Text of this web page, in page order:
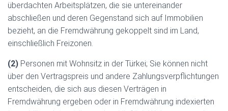
überdachten Arbeitsplätzen, die sie untereinander
abschließen und deren Gegenstand sich auf Immobilien
bezieht, an die Fremdwährung gekoppelt sind im Land,
einschließlich Freizonen.
(2) Personen mit Wohnsitz in der Türkei; Sie können nicht
über den Vertragspreis und andere Zahlungsverpflichtungen
entscheiden, die sich aus diesen Verträgen in
Fremdwährung ergeben oder in Fremdwährung indexierten